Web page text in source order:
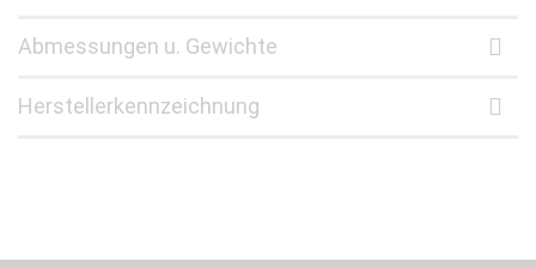
Abmessungen u. Gewichte
Herstellerkennzeichnung